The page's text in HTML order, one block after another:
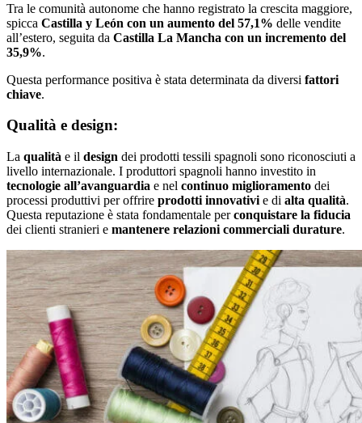
Tra le comunità autonome che hanno registrato la crescita maggiore,
spicca Castilla y León con un aumento del 57,1% delle vendite
all’estero, seguita da Castilla La Mancha con un incremento del
35,9%.
Questa performance positiva è stata determinata da diversi fattori
chiave.
Qualità e design:
La qualità e il design dei prodotti tessili spagnoli sono riconosciuti a
livello internazionale. I produttori spagnoli hanno investito in
tecnologie all’avanguardia e nel continuo miglioramento dei
processi produttivi per offrire prodotti innovativi e di alta qualità.
Questa reputazione è stata fondamentale perconquistare la fiducia
dei clienti stranieri e mantenere relazioni commerciali durature.